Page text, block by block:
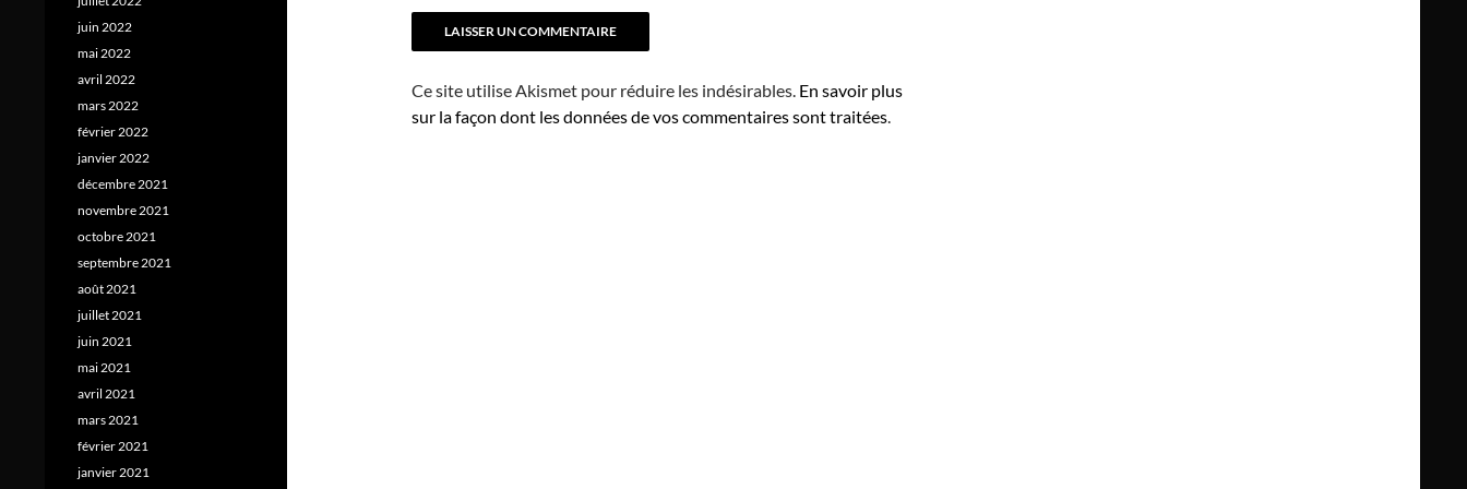
Ce site utilise Akismet pour réduire les indésirables. En savoir plus
sur la façon dont les données de vos commentaires sont traitées
juin 2022
mai 2022
avril 2022
mars 2022
février 2022
janvier 2022
décembre 2021
novembre 2021
octobre 2021
septembre 2021
août 2021
juillet 2021
juin 2021
mai 2021
avril 2021
mars 2021
février 2021
janvier 2021